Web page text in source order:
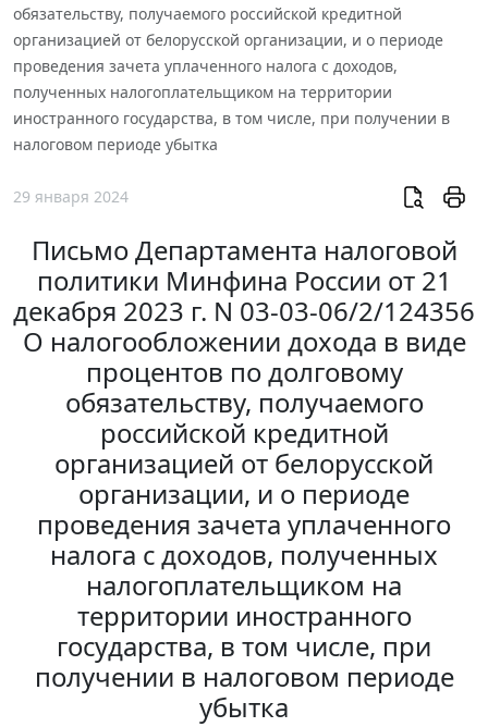
обязательству, получаемого российской кредитной
организацией от белорусской организации, и о периоде
проведения зачета уплаченного налога с доходов,
полученных налогоплательщиком на территории
иностранного государства, в том числе, при получении в
налоговом периоде убытка
29 января 2024
Письмо Департамента налоговой
политики Минфина России от 21
декабря 2023 г. N 03-03-06/2/124356
О налогообложении дохода в виде
процентов по долговому
обязательству, получаемого
российской кредитной
организацией от белорусской
организации, и о периоде
проведения зачета уплаченного
налога с доходов, полученных
налогоплательщиком на
территории иностранного
государства, в том числе, при
получении в налоговом периоде
убытка